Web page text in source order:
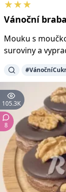
★★★
Vánoční
Mouku s
suroviny a
105.3K
8